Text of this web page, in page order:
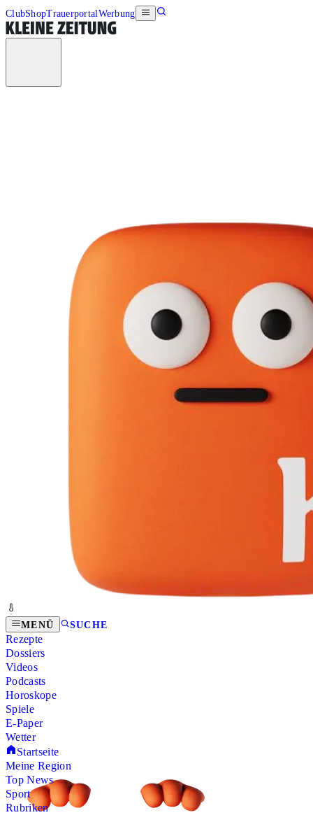
ClubShopTrauerportalWerbung
MENÜ SUCHE
Rezepte
Dossiers
Videos
Podcasts
Horoskope
Spiele
E-Paper
Wetter
Startseite
Meine Region
Top News
Sport
Rubriken